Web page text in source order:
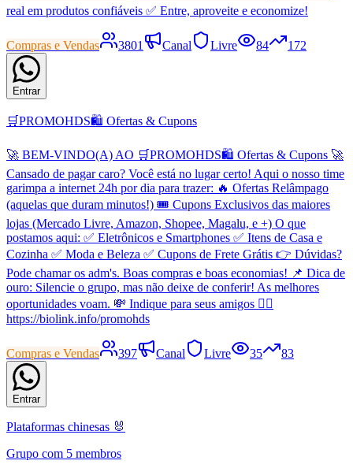
real em produtos confiáveis ✅ Entre, aproveite e economize!
Compras e Vendas 3801 Canal Livre 84 172
Entrar
🛒PROMOHDS🛍️ Ofertas & Cupons
🚀 BEM-VINDO(A) AO 🛒PROMOHDS🛍️ Ofertas & Cupons 🚀
Cansado de pagar caro? Você está no lugar certo! Aqui o nosso time
garimpa a internet 24h por dia para trazer: 🔥 Ofertas Relâmpago
(aquelas que duram minutos!) 🎟️ Cupons Exclusivos das maiores
lojas (Mercado Livre, Amazon, Shopee, Magalu, e +) O que
postamos aqui: ✅ Eletrônicos e Smartphones ✅ Itens de Casa e
Cozinha ✅ Moda e Beleza ✅ Cupons de Frete Grátis 👉 Dúvidas?
Pode chamar os adm's. Boas compras e boas economias! 📌 Dica de
ouro: Silencie o grupo, mas não deixe de conferir! As melhores
oportunidades voam. 💸 Indique para seus amigos 👇🏻
https://biolink.info/promohds
Compras e Vendas 397 Canal Livre 35 83
Entrar
Plataformas chinesas 🐰
Grupo com 5 membros